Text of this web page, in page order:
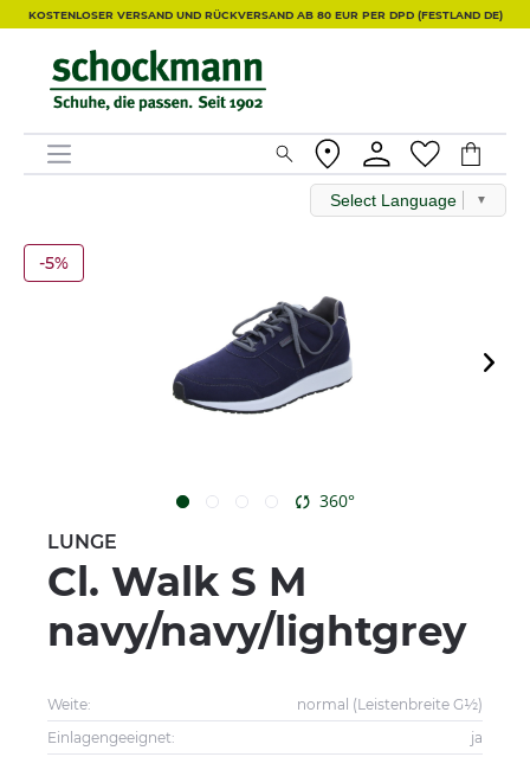
KOSTENLOSER VERSAND UND RÜCKVERSAND AB 80 EUR PER DPD (FESTLAND DE)
Select Language ▼
-5%
360°
LUNGE
Cl. Walk S M
navy/navy/lightgrey
Weite:
normal (Leistenbreite G½)
Einlagengeeignet:
ja